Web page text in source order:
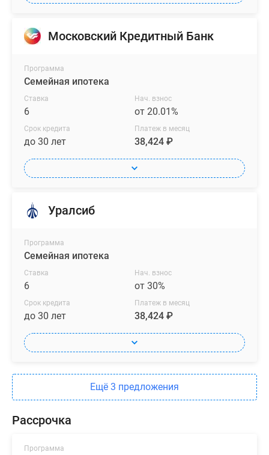
Московский Кредитный Банк
Программа
Семейная ипотека
Ставка
6
Нач. взнос
от 20.01%
Срок кредита
до 30 лет
Платеж в месяц
38,424 ₽
Уралсиб
Программа
Семейная ипотека
Ставка
6
Нач. взнос
от 30%
Срок кредита
до 30 лет
Платеж в месяц
38,424 ₽
Ещё 3 предложения
Рассрочка
Программа